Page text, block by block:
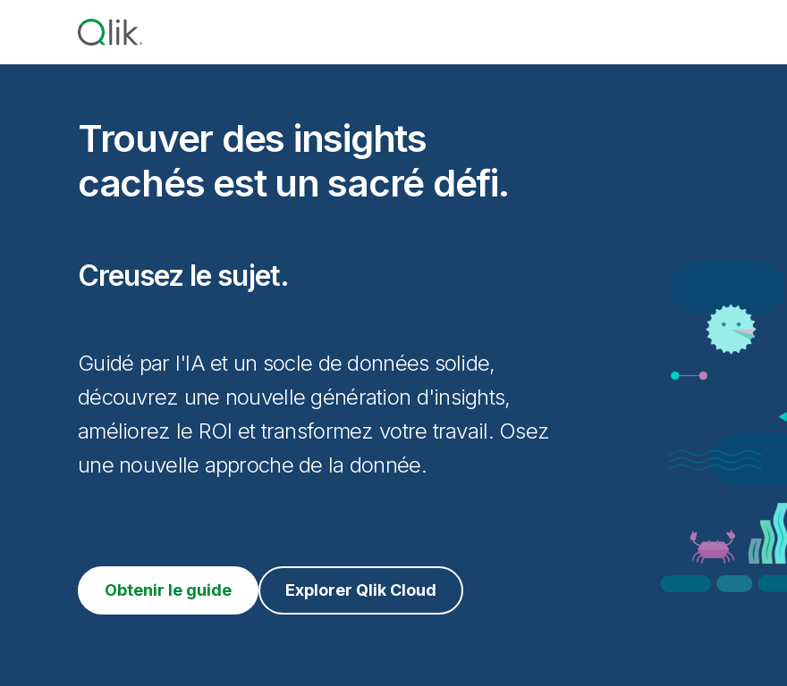
Trouver des insights
cachés est un sacré défi.
Creusez le sujet.
Guidé par l'IA et un socle de données solide,
découvrez une nouvelle génération d'insights,
améliorez le ROI et transformez votre travail. Osez
une nouvelle approche de la donnée.
Obtenir le guide Explorer Qlik Cloud